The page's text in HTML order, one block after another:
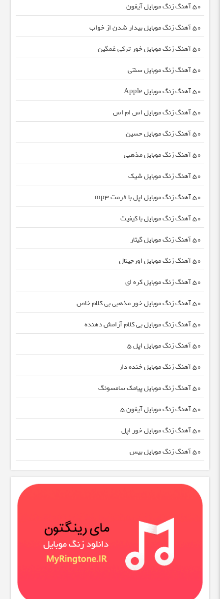
50 آهنگ زنگ موبایل آیفون
50 آهنگ زنگ موبایل بیدار شدن از خواب
50 آهنگ زنگ موبایل خور ترکی غمگین
50 آهنگ زنگ موبایل سنتی
50 آهنگ زنگ موبایل Apple
50 آهنگ زنگ موبایل اس ام اس
50 آهنگ زنگ موبایل حسین
50 آهنگ زنگ موبایل مذهبی
50 آهنگ زنگ موبایل شیک
50 آهنگ زنگ موبایل اپل با فرمت mp3
50 آهنگ زنگ موبایل با کیفیت
50 آهنگ زنگ موبایل گیتار
50 آهنگ زنگ موبایل اورجینال
50 آهنگ زنگ موبایل کره ای
50 آهنگ زنگ موبایل خور مذهبی بی کلام خاص
50 آهنگ زنگ موبایل بی کلام آرامش دهنده
50 آهنگ زنگ موبایل اپل 5
50 آهنگ زنگ موبایل خنده دار
50 آهنگ زنگ موبایل پیامک سامسونگ
50 آهنگ زنگ موبایل آیفون 5
50 آهنگ زنگ موبایل خور اپل
50 آهنگ زنگ موبایل بیس